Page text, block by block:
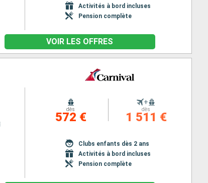
Activités à bord incluses
Pension complète
VOIR LES OFFRES
dès
572 €
+
dès
1 511 €
Clubs enfants dès 2 ans
Activités à bord incluses
Pension complète